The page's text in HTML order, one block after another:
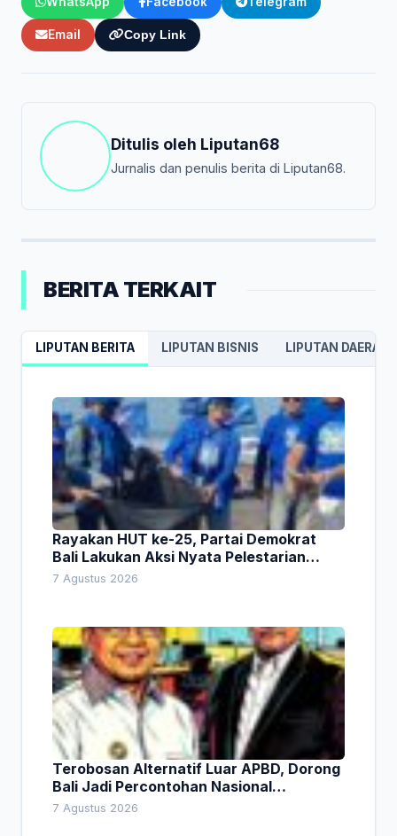
Email Copy Link
Ditulis oleh Liputan68
Jurnalis dan penulis berita di Liputan68.
BERITA TERKAIT
LIPUTAN BERITA LIPUTAN BISNIS LIPUTAN DAERAH
Rayakan HUT ke-25, Partai Demokrat
Bali Lakukan Aksi Nyata Pelestarian
Lingkungan
7 Agustus 2026
Terobosan Alternatif Luar APBD, Dorong
Bali Jadi Percontohan Nasional
Pembiayaan Daerah
7 Agustus 2026